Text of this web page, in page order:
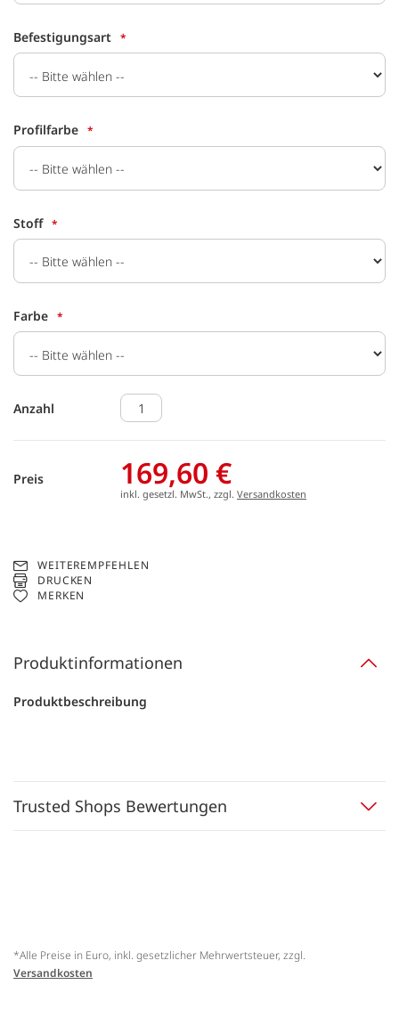
Befestigungsart
Profilfarbe
Stoff
Farbe
Anzahl
Preis 169,60 €
inkl. gesetzl. MwSt., zzgl. Versandkosten
WEITEREMPFEHLEN
DRUCKEN
MERKEN
Produktinformationen
Produktbeschreibung
Trusted Shops Bewertungen
*Alle Preise in Euro, inkl. gesetzlicher Mehrwertsteuer, zzgl.
Versandkosten